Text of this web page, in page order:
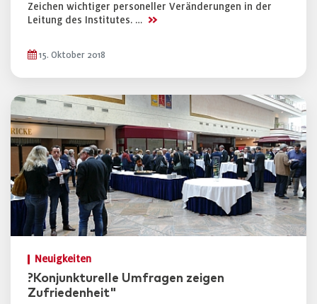
Zeichen wichtiger personeller Veränderungen in der
Leitung des Institutes. … >>
15. Oktober 2018
Neuigkeiten
?Konjunkturelle Umfragen zeigen
Zufriedenheit"